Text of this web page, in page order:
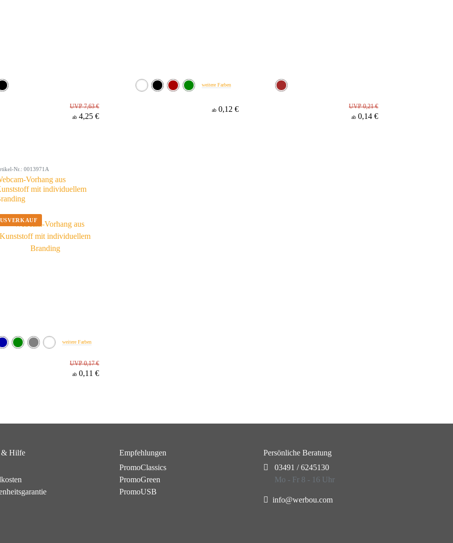
UVP 7,63 €
ab 4,25 €
weitere Farben
ab 0,12 € UVP 0,21 €
ab 0,14 €
Nr.: 0013971A
Vorhang aus
mit individuellem
weitere Farben
UVP 0,17 €
ab 0,11 €
& Hilfe
Empfehlungen
PromoClassics
PromoGreen
PromoUSB
Persönliche Beratung
03491 / 6245130
Mo - Fr 8 - 16 Uhr
info@werbou.com